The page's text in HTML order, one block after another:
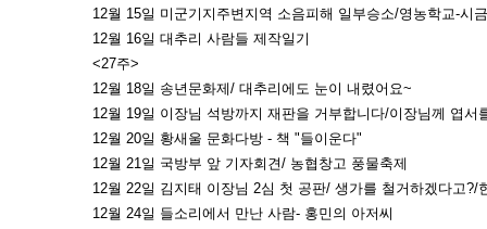
12월 15일 미군기지주변지역 소음피해 일부승소/영농학교-시
12월 16일 대추리 사람들 제작일기
<27주>
12월 18일 송년문화제/ 대추리에도 눈이 내렸어요~
12월 19일 이장님 석방까지 재판을 거부합니다/이장님께 엽서
12월 20일 황새울 문화다방 - 책 "들이운다"
12월 21일 국방부 앞 기자회견/ 농협창고 풍물축제
12월 22일 김지태 이장님 2심 첫 공판/ 생가를 철거하겠다고?/
12월 24일 들소리에서 만난 사람- 홍민의 아저씨